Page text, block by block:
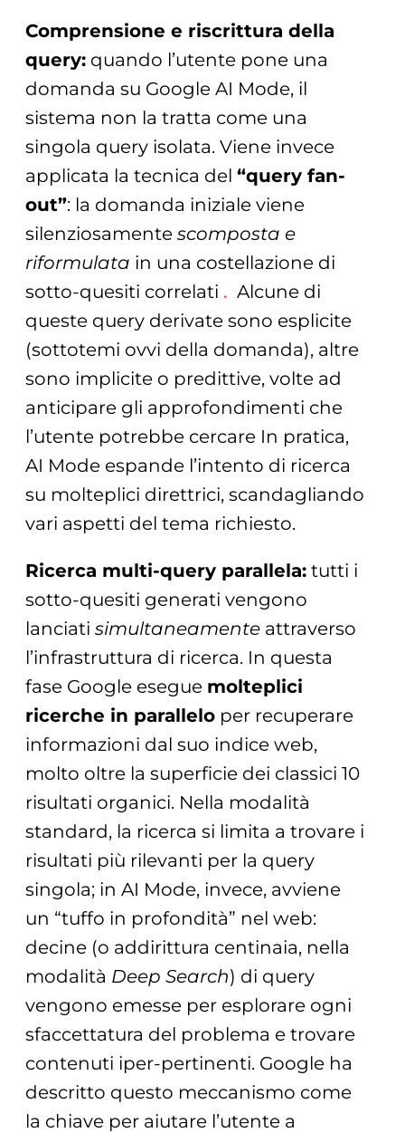
Comprensione e riscrittura della
query:quando l’utente pone una
domanda su Google AI Mode, il
sistema non la tratta come una
singola query isolata. Viene invece
applicata la tecnica del “query fan-
out”: la domanda iniziale viene
silenziosamente scomposta e
riformulata in una costellazione di
sotto-quesiti correlati . Alcune di
queste query derivate sono esplicite
(sottotemi ovvi della domanda), altre
sono implicite o predittive, volte ad
anticipare gli approfondimenti che
l’utente potrebbe cercare In pratica,
AI Mode espande l’intento di ricerca
su molteplici direttrici, scandagliando
vari aspetti del tema richiesto.
Ricerca multi-query parallela:tutti i
sotto-quesiti generati vengono
lanciati simultaneamenteattraverso
l’infrastruttura di ricerca. In questa
fase Google esegue molteplici
ricerche in paralleloper recuperare
informazioni dal suo indice web,
molto oltre la superficie dei classici 10
risultati organici. Nella modalità
standard, la ricerca si limita a trovare i
risultati più rilevanti per la query
singola; in AI Mode, invece, avviene
un “tuffo in profondità” nel web:
decine (o addirittura centinaia, nella
modalità Deep Search) di query
vengono emesse per esplorare ogni
sfaccettatura del problema e trovare
contenuti iper-pertinenti. Google ha
descritto questo meccanismo come
la chiave per aiutare l’utente a